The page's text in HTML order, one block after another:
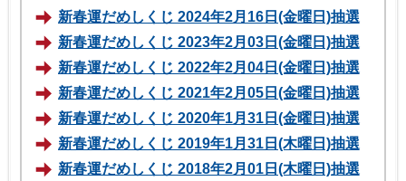
新春運だめしくじ 2024年2月16日(金曜日)抽選
新春運だめしくじ 2023年2月03日(金曜日)抽選
新春運だめしくじ 2022年2月04日(金曜日)抽選
新春運だめしくじ 2021年2月05日(金曜日)抽選
新春運だめしくじ 2020年1月31日(金曜日)抽選
新春運だめしくじ 2019年1月31日(木曜日)抽選
新春運だめしくじ 2018年2月01日(木曜日)抽選